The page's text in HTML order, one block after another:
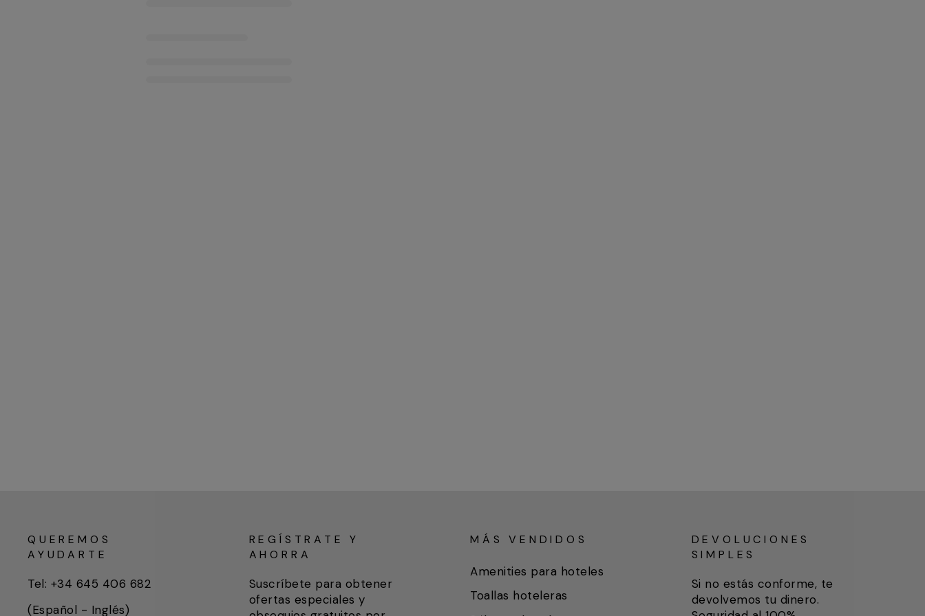
QUEREMOS
AYUDARTE
Tel: +34 645 406 682
(Español - Inglés)
REGÍSTRATE Y
AHORRA
Suscríbete para obtener
ofertas especiales y
MÁS VENDIDOS
Amenities para hoteles
Toallas hoteleras
DEVOLUCIONES
SIMPLES
Si no estás conforme, te
devolvemos tu dinero.